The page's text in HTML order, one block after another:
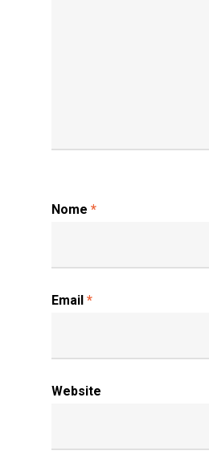
Nome *
Email *
Website